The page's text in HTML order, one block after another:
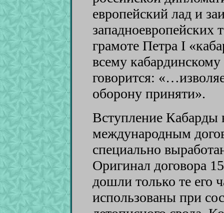
европейский лад и
западноевропейских
грамоте Петра I
всему
говорится:
оборону приняти».
Вступление Кабарды
международным
специально
Оригинал договора
дошли только те его
использованы при